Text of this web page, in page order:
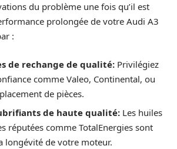
du problème une fois qu’il est
prolongée de votre Audi A3
:
de rechange de qualité: Privilégiez
comme Valeo, Continental, ou
de pièces.
de haute qualité: Les huiles
réputées comme TotalEnergies sont
longévité de votre moteur.